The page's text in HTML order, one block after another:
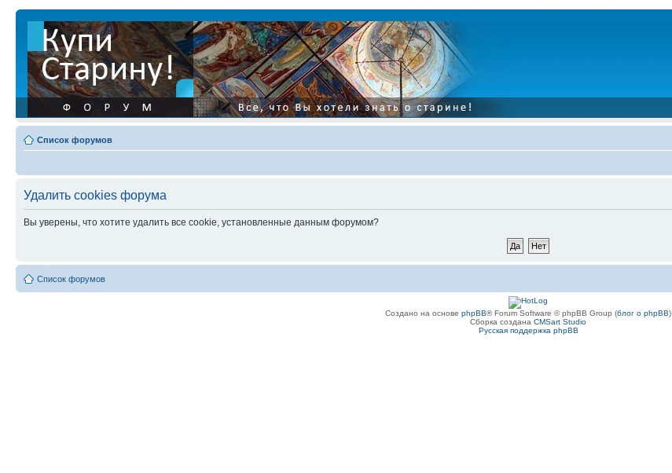
Список форумов
Удалить cookies форума
Вы уверены, что хотите удалить все cookie, установленные данным форумом?
Список форумов
Создано на основе phpBB® Forum Software © phpBB Group (блог о phpBB)
Сборка создана CMSart Studio
Русская поддержка phpBB